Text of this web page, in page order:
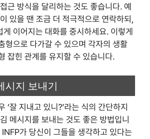
근 방식을 달리하는 것도 좋습니다. 예
있을 땐 조금 더 적극적으로 연락하되,
게 이어지는 대화를 중시하세요. 이렇게
형으로 다가갈 수 있으며 각자의 생활
잡힌 관계를 유지할 수 있습니다.
시지 보내기
‘잘 지내고 있니?’라는 식의 간단하지
메시지를 보내는 것도 좋은 방법입니
가 당신이 그들을 생각하고 있다는